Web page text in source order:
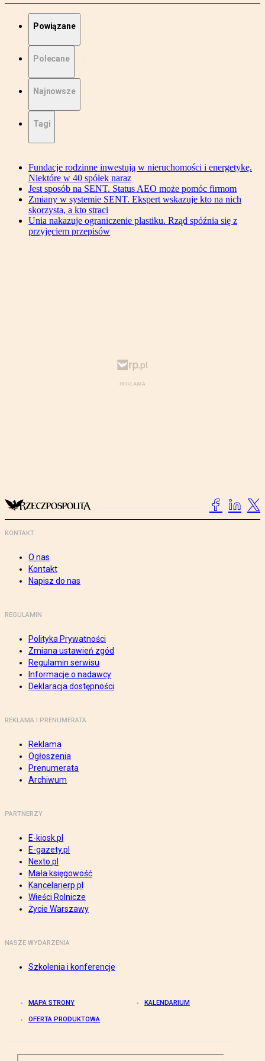
Powiązane
Polecane
Najnowsze
Tagi
Fundacje rodzinne inwestują w nieruchomości i energetykę.
Niektóre w 40 spółek naraz
Jest sposób na SENT. Status AEO może pomóc firmom
Zmiany w systemie SENT. Ekspert wskazuje kto na nich
skorzysta, a kto straci
Unia nakazuje ograniczenie plastiku. Rząd spóźnia się z
przyjęciem przepisów
KONTAKT
O nas
Kontakt
Napisz do nas
REGULAMIN
Polityka Prywatności
Zmiana ustawień zgód
Regulamin serwisu
Informacje o nadawcy
Deklaracja dostępności
REKLAMA I PRENUMERATA
Reklama
Ogłoszenia
Prenumerata
Archiwum
PARTNERZY
E-kiosk.pl
E-gazety.pl
Nexto.pl
Mała księgowość
Kancelarierp.pl
Wieści Rolnicze
Życie Warszawy
NASZE WYDARZENIA
Szkolenia i konferencje
MAPA STRONY KALENDARIUM
OFERTA PRODUKTOWA